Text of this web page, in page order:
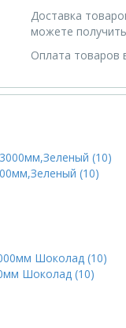
Доставка
можете
Оплата товаров
(10)
Шоколад (10)